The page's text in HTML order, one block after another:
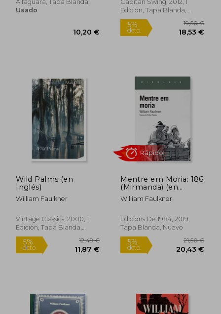
10,20 €
5%
dcto.
Alfaguara, Tapa Blanda,
Usado
Capitan Swing, 2012, 1
Edición, Tapa Blanda,
Nuevo
Wild Palms (en
Inglés)
William Faulkner
Vintage Classics, 2000, 1
Edición, Tapa Blanda,
Nuevo
Mentre em Moria: 186
(Mirmanda) (en
Catalán)
William Faulkner
Edicions De 1984, 2019,
Tapa Blanda, Nuevo